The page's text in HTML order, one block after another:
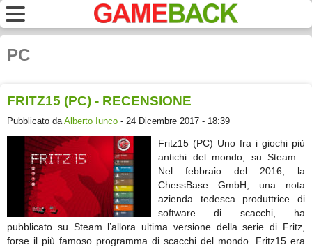
PC
FRITZ15 (PC) - RECENSIONE
Pubblicato daAlberto Iunco - 24 Dicembre 2017 - 18:39
Fritz15 (PC) Uno fra i giochi più
antichi del mondo, su Steam
Nel febbraio del 2016, la
ChessBase GmbH, una nota
azienda tedesca produttrice di
software di scacchi, ha
pubblicato su Steam l’allora ultima versione della serie di Fritz,
forse il più famoso programma di scacchi del mondo. Fritz15 era